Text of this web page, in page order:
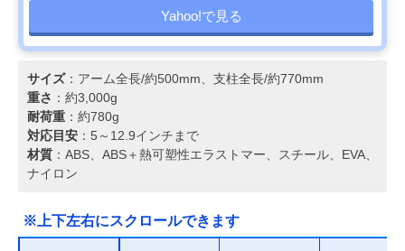
Yahoo!で見る
サイズ：アーム全長/約500mm、支柱全長/約770mm
重さ ：約3,000g
耐荷重 ：約780g
対応目安 ：5～12.9インチまで
材質 ：ABS、ABS＋熱可塑性エラストマー、スチール、EVA、
ナイロン
※上下左右にスクロールできます